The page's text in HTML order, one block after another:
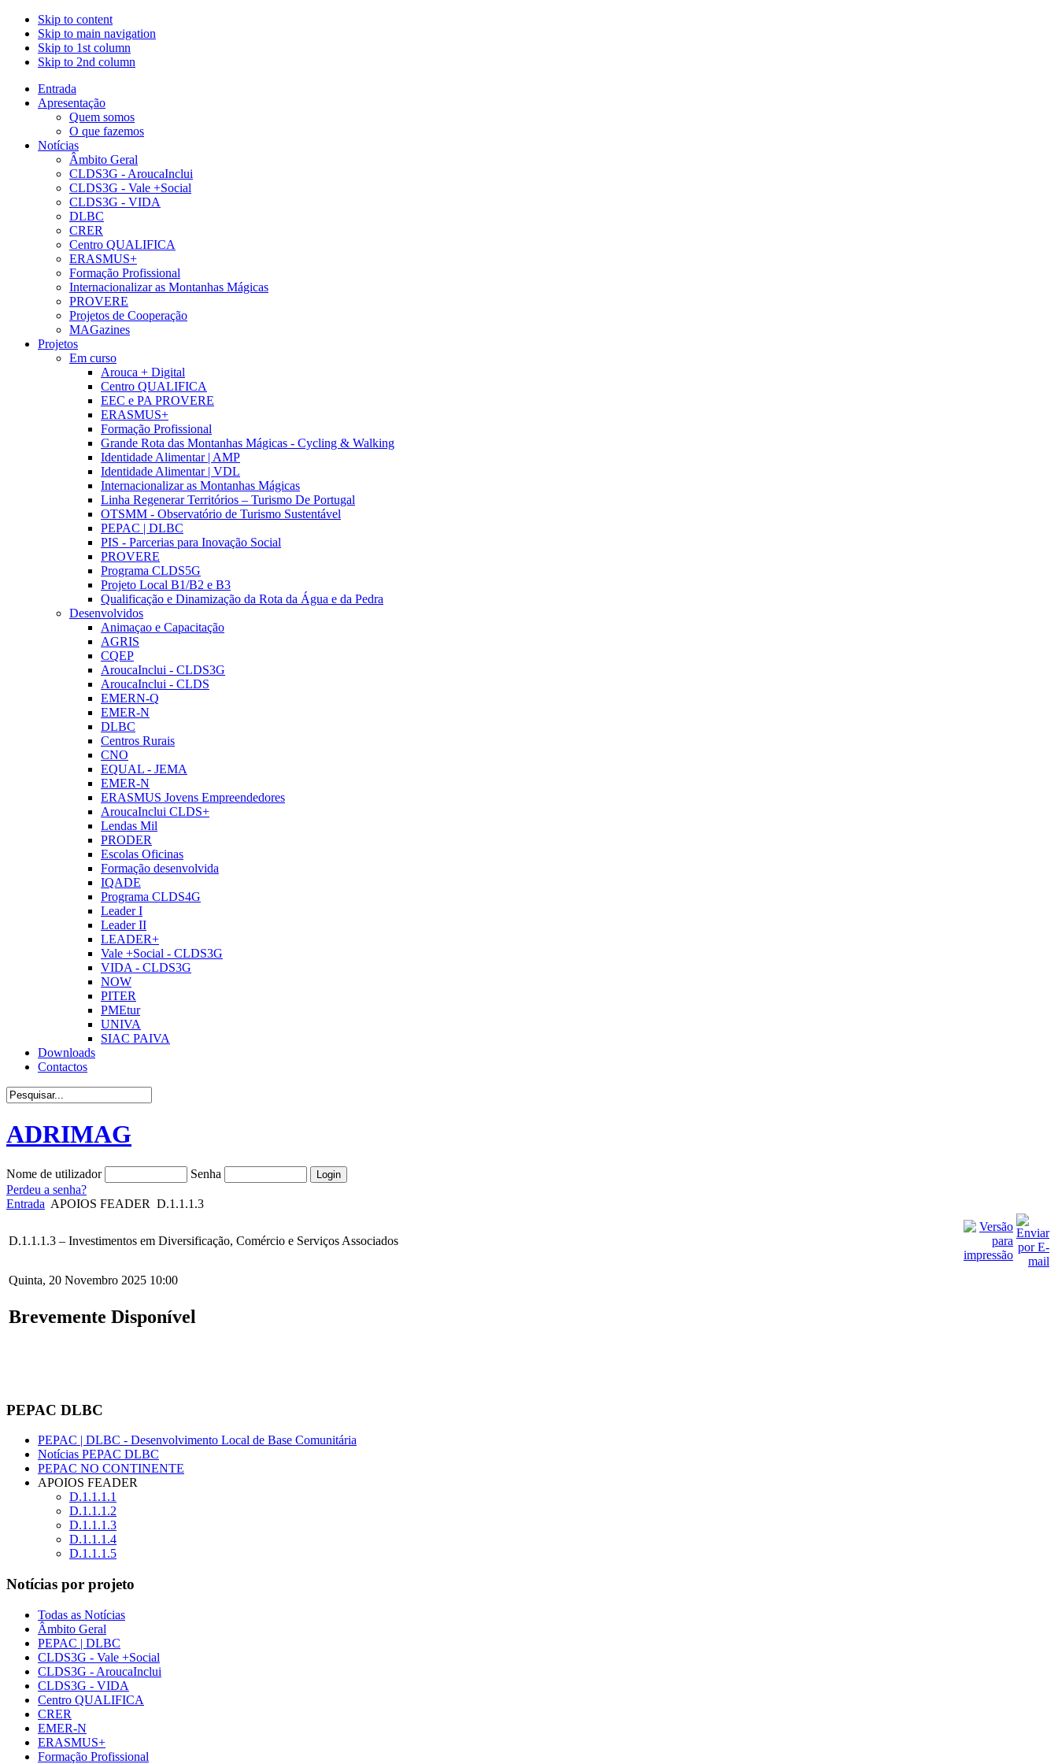
Skip to content
Skip to main navigation
Skip to 1st column
Skip to 2nd column
Entrada
Apresentação
Quem somos
O que fazemos
Notícias
Âmbito Geral
CLDS3G - AroucaInclui
CLDS3G - Vale +Social
CLDS3G - VIDA
DLBC
CRER
Centro QUALIFICA
ERASMUS+
Formação Profissional
Internacionalizar as Montanhas Mágicas
PROVERE
Projetos de Cooperação
MAGazines
Projetos
Em curso
Arouca + Digital
Centro QUALIFICA
EEC e PA PROVERE
ERASMUS+
Formação Profissional
Grande Rota das Montanhas Mágicas - Cycling & Walking
Identidade Alimentar | AMP
Identidade Alimentar | VDL
Internacionalizar as Montanhas Mágicas
Linha Regenerar Territórios – Turismo De Portugal
OTSMM - Observatório de Turismo Sustentável
PEPAC | DLBC
PIS - Parcerias para Inovação Social
PROVERE
Programa CLDS5G
Projeto Local B1/B2 e B3
Qualificação e Dinamização da Rota da Água e da Pedra
Desenvolvidos
Animaçao e Capacitação
AGRIS
CQEP
AroucaInclui - CLDS3G
AroucaInclui - CLDS
EMERN-Q
EMER-N
DLBC
Centros Rurais
CNO
EQUAL - JEMA
EMER-N
ERASMUS Jovens Empreendedores
AroucaInclui CLDS+
Lendas Mil
PRODER
Escolas Oficinas
Formação desenvolvida
IQADE
Programa CLDS4G
Leader I
Leader II
LEADER+
Vale +Social - CLDS3G
VIDA - CLDS3G
NOW
PITER
PMEtur
UNIVA
SIAC PAIVA
Downloads
Contactos
ADRIMAG
Nome de utilizador
Senha
Perdeu a senha?
Entrada APOIOS FEADER D.1.1.1.3
D.1.1.1.3 – Investimentos em Diversificação, Comércio e Serviços Associados
Quinta, 20 Novembro 2025 10:00
Brevemente Disponível
PEPAC DLBC
PEPAC | DLBC - Desenvolvimento Local de Base Comunitária
Notícias PEPAC DLBC
PEPAC NO CONTINENTE
APOIOS FEADER
D.1.1.1.1
D.1.1.1.2
D.1.1.1.3
D.1.1.1.4
D.1.1.1.5
Notícias por projeto
Todas as Notícias
Âmbito Geral
PEPAC | DLBC
CLDS3G - Vale +Social
CLDS3G - AroucaInclui
CLDS3G - VIDA
Centro QUALIFICA
CRER
EMER-N
ERASMUS+
Formação Profissional